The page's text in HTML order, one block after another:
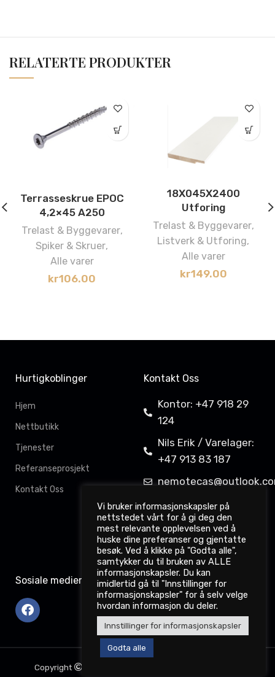
RELATERTE PRODUKTER
Terrasseskrue EPOC
4,2×45 A250
Trelast & Byggevarer,
Spiker & Skruer,
Alle varer
kr106.00
18X045X2400
Utforing
Trelast & Byggevarer,
Listverk & Utforing,
Alle varer
kr149.00
Hurtigkoblinger
Hjem
Nettbutikk
Tjenester
Referanseprosjekt
Kontakt Oss
Kontakt Oss
Kontor: +47 918 29
124
Nils Erik / Varelager:
+47 913 83 187
Davit Gahkkorluodda
11,
9522 Kautokeino
Sosiale medier
Copyright
Vi bruker informasjonskapsler på
nettstedet vårt for å gi deg den
mest relevante opplevelsen ved å
huske dine preferanser og gjentatte
besøk. Ved å klikke på "Godta alle",
samtykker du til bruken av ALLE
informasjonskapsler. Du kan
imidlertid gå til "Innstillinger for
informasjonskapsler" for å selv velge
hvordan informasjon du deler.
Innstillinger for informasjonskapsler
Godta alle